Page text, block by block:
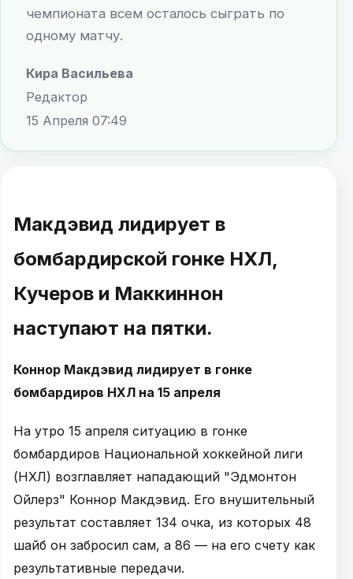
чемпионата всем осталось сыграть по
одному матчу.
Кира Васильева
Редактор
15 Апреля 07:49
Макдэвид лидирует в
бомбардирской гонке НХЛ,
Кучеров и Маккиннон
наступают на пятки.
Коннор Макдэвид лидирует в гонке
бомбардиров НХЛ на 15 апреля
На утро 15 апреля ситуацию в гонке
бомбардиров Национальной хоккейной лиги
(НХЛ) возглавляет нападающий "Эдмонтон
Ойлерз" Коннор Макдэвид. Его внушительный
результат составляет 134 очка, из которых 48
шайб он забросил сам, а 86 — на его счету как
результативные передачи.